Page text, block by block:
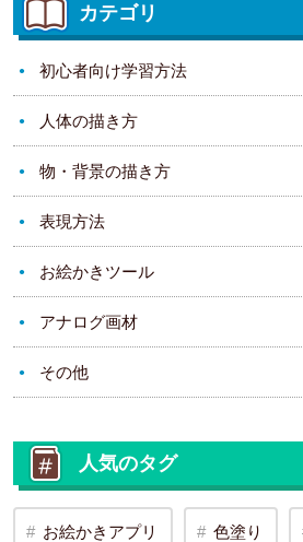
カテゴリ
初心者向け学習方法
人体の描き方
物・背景の描き方
表現方法
お絵かきツール
アナログ画材
その他
人気のタグ
お絵かきアプリ 色塗り